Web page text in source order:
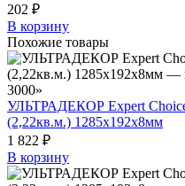
202 ₽
В корзину
Похожие товары
УЛЬТРАДЕКОР Expert
(2,22кв.м.) 1285х192х8мм
1 822 ₽
В корзину